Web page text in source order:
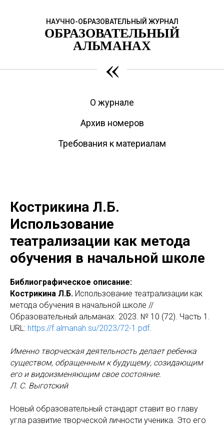
НАУЧНО-ОБРАЗОВАТЕЛЬНЫЙ ЖУРНАЛ
ОБРАЗОВАТЕЛЬНЫЙ
АЛЬМАНАХ
«
О журнале
Архив номеров
Требования к материалам
Кострикина Л.Б.
Использование
театрализации как метода
обучения в начальной школе
Библиографическое описание:
Кострикина Л.Б. Использование театрализации как
метода обучения в начальной школе //
Образовательный альманах. 2023. № 10 (72). Часть 1.
URL: https://f.almanah.su/2023/72-1.pdf.
Именно творческая деятельность делает ребенка
существом, обращенным к будущему, созидающим
его и видоизменяющим свое состояние.
Л. С. Выготский
Новый образовательный стандарт ставит во главу
угла развитие творческой личности ученика. Это его